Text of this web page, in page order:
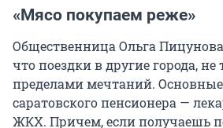
«Мясо покупаем реже»
Общественница Ольга
что поездки в другие города, не
пределами мечтаний.
саратовского пенсионера —
ЖКХ. Причем, если получаешь